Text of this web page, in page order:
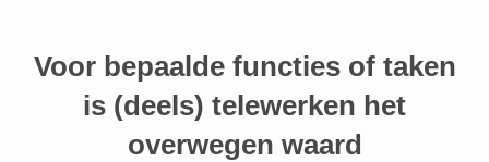
Voor bepaalde functies of taken
is (deels) telewerken het
overwegen waard